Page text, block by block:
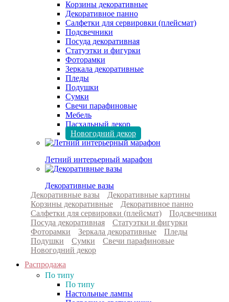
Корзины декоративные
Декоративное панно
Салфетки для сервировки (плейсмат)
Подсвечники
Посуда декоративная
Статуэтки и фигурки
Фоторамки
Зеркала декоративные
Пледы
Подушки
Сумки
Свечи парафиновые
Мебель
Пасхальный декор
Новогодний декор
Летний интерьерный марафон
Декоративные вазы
Декоративные вазы
Декоративные картины
Корзины декоративные
Декоративное панно
Салфетки для сервировки (плейсмат)
Подсвечники
Посуда декоративная
Статуэтки и фигурки
Фоторамки
Зеркала декоративные
Пледы
Подушки
Сумки
Свечи парафиновые
Новогодний декор
Распродажа
По типу
По типу
Настольные лампы